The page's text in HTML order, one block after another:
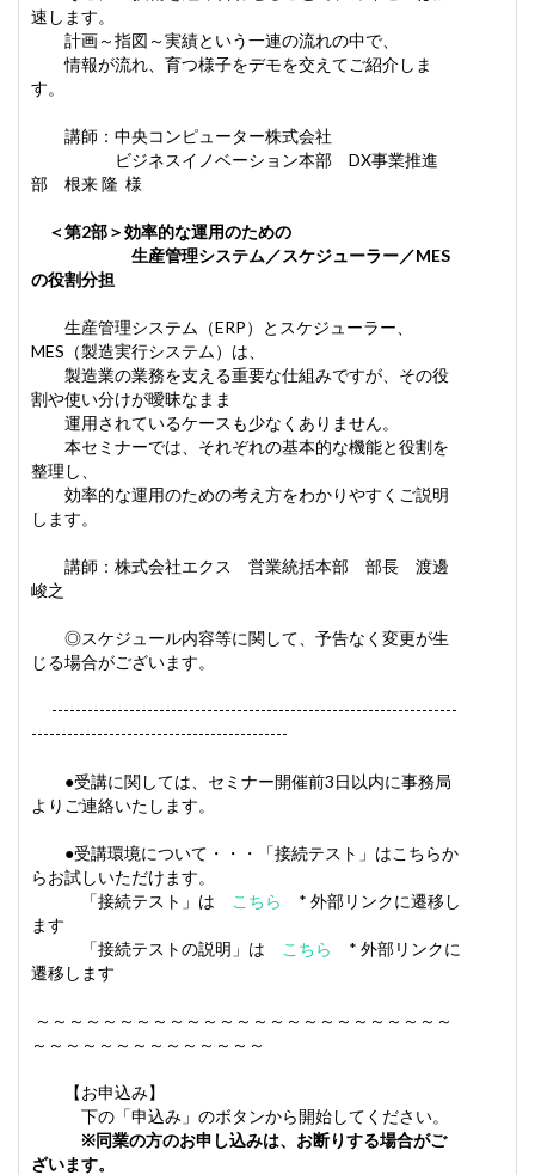
速します。
計画～指図～実績という一連の流れの中で、
情報が流れ、育つ様子をデモを交えてご紹介しま
す。
講師：中央コンピューター株式会社
ビジネスイノベーション本部 DX事業推進
部 根来 隆 様
＜第2部＞効率的な運用のための
生産管理システム／スケジューラー／MES
の役割分担
生産管理システム（ERP）とスケジューラー、
MES（製造実行システム）は、
製造業の業務を支える重要な仕組みですが、その役
割や使い分けが曖昧なまま
運用されているケースも少なくありません。
本セミナーでは、それぞれの基本的な機能と役割を
整理し、
効率的な運用のための考え方をわかりやすくご説明
します。
講師：株式会社エクス 営業統括本部 部長 渡邊
峻之
◎スケジュール内容等に関して、予告なく変更が生
じる場合がございます。
--------------------------------------------------------------------
-------------------------------------------
●受講に関しては、セミナー開催前3日以内に事務局
よりご連絡いたします。
●受講環境について・・・「接続テスト」はこちらか
らお試しいただけます。
「接続テスト」は
こちら
* 外部リンクに遷移し
ます
「接続テストの説明」は
こちら
* 外部リンクに
遷移します
～～～～～～～～～～～～～～～～～～～～～～～～～
～～～～～～～～～～～～～～
【お申込み】
下の「申込み」のボタンから開始してください。
※同業の方のお申し込みは、お断りする場合がご
ざいます。